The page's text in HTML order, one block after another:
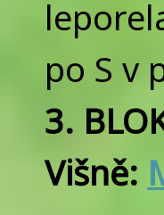
po S v
3.
Višně: